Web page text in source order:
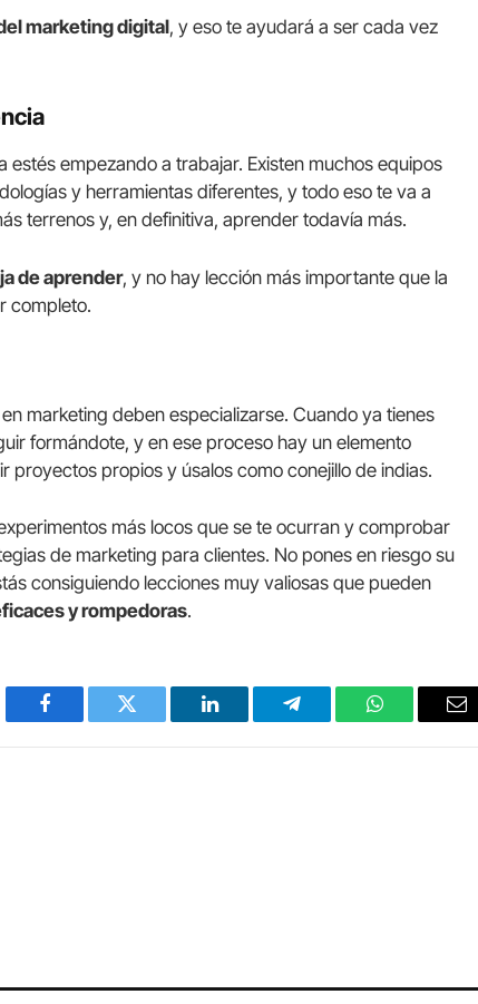
marketing digital, y eso te ayudará a ser cada vez
estés empezando a trabajar. Existen muchos equipos
y herramientas diferentes, y todo eso te va a
terrenos y, en definitiva, aprender todavía más.
de aprender, y no hay lección más importante que la
completo.
marketing deben especializarse. Cuando ya tienes
formándote, y en ese proceso hay un elemento
proyectos propios y úsalos como conejillo de indias.
más locos que se te ocurran y comprobar
de marketing para clientes. No pones en riesgo su
consiguiendo lecciones muy valiosas que pueden
y rompedoras.
Facebook Twitter LinkedIn Telegram WhatsApp